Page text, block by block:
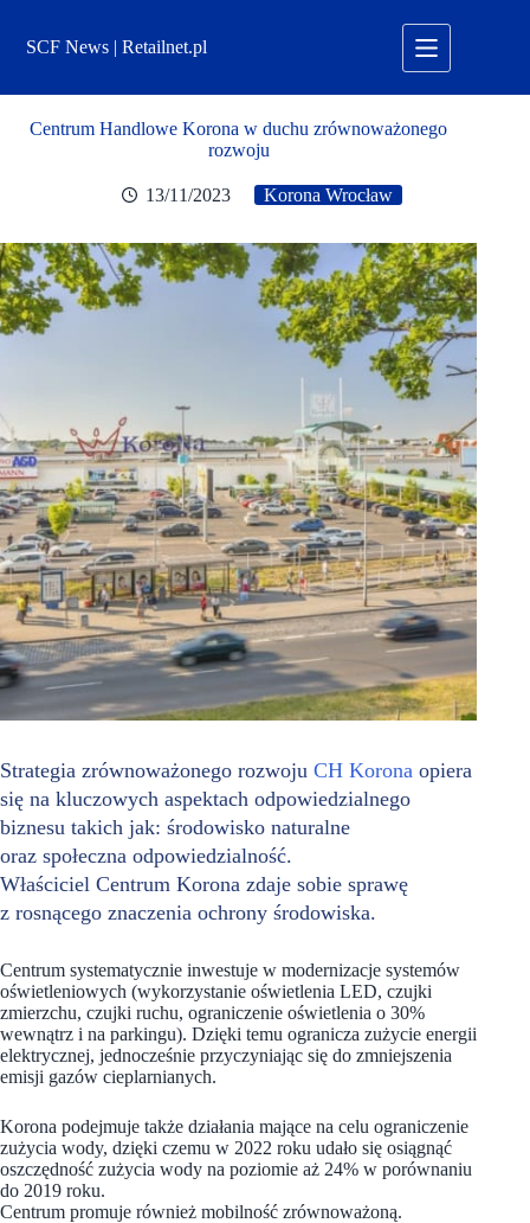
treściSCF News | Retailnet.pl
Centrum Handlowe Korona w duchu zrównoważonego
rozwoju
13/11/2023 Korona Wrocław
Strategia zrównoważonego rozwoju CH Korona opiera
się na kluczowych aspektach odpowiedzialnego
biznesu takich jak: środowisko naturalne
oraz społeczna odpowiedzialność.
Właściciel Centrum Korona zdaje sobie sprawę
z rosnącego znaczenia ochrony środowiska.
Centrum systematycznie inwestuje w modernizacje systemów
oświetleniowych (wykorzystanie oświetlenia LED, czujki
zmierzchu, czujki ruchu, ograniczenie oświetlenia o 30%
wewnątrz i na parkingu). Dzięki temu ogranicza zużycie energii
elektrycznej, jednocześnie przyczyniając się do zmniejszenia
emisji gazów cieplarnianych.
Korona podejmuje także działania mające na celu ograniczenie
zużycia wody, dzięki czemu w 2022 roku udało się osiągnąć
oszczędność zużycia wody na poziomie aż 24% w porównaniu
do 2019 roku.
Centrum promuje również mobilność zrównoważoną.